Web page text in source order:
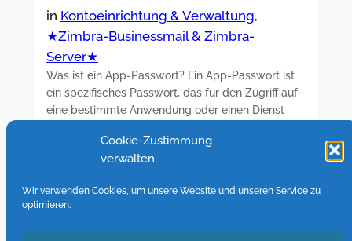
Cookie-Zustimmung
verwalten
Wir verwenden Cookies, um unsere Website und unseren Service zu
optimieren.
in Kontoeinrichtung & Verwaltung
★Zimbra-Businessmail & Zimbra-
Server★
Was ist ein App-Passwort? Ein App-Passwort ist
ein spezifisches Passwort, das für den Zugriff auf
eine bestimmte Anwendung oder einen Dienst
Zwei-Faktor-Authentifizierung (2FA) aktiviert ist
oder wenn Anwendungen nicht direkt mit einem
Passwörter sind in der Regel länger und